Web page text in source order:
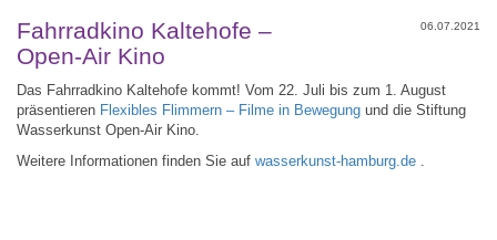
06.07.2021
Fahrradkino Kaltehofe –
Open-Air Kino
Das Fahrradkino Kaltehofe kommt! Vom 22. Juli bis zum 1. August
präsentieren Flexibles Flimmern – Filme in Bewegung und die Stiftung
Wasserkunst Open-Air Kino.
Weitere Informationen finden Sie auf wasserkunst-hamburg.de .